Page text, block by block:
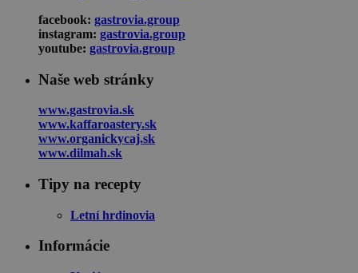
facebook: gastrovia.group
instagram: gastrovia.group
youtube: gastrovia.group
Naše web stránky
www.gastrovia.sk
www.kaffaroastery.sk
www.organickycaj.sk
www.dilmah.sk
Tipy na recepty
Letní hrdinovia
Informácie